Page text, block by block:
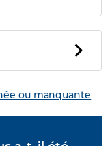
ou manquante